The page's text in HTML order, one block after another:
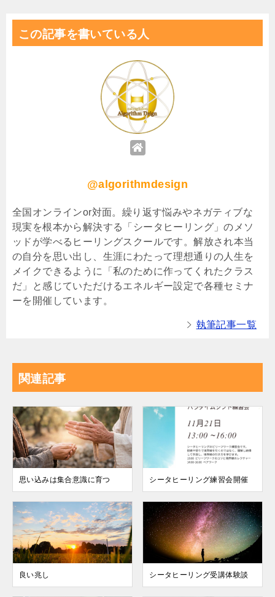
この記事を書いている人
@algorithmdesign
全国オンラインor対面。繰り返す悩みやネガティブな
現実を根本から解決する「シータヒーリング」のメソ
ッドが学べるヒーリングスクールです。解放され本当
の自分を思い出し、生涯にわたって理想通りの人生を
メイクできるように「私のために作ってくれたクラス
だ」と感じていただけるエネルギー設定で各種セミナ
ーを開催しています。
執筆記事一覧
関連記事
思い込みは集合意識に育つ シータヒーリング練習会開催
良い兆し シータヒーリング受講体験談